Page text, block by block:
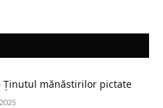
Ținutul mănăstirilor pictate